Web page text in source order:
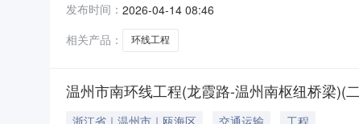
约定容积率:下限:上限:约定交地时间:2027-04-
发布时间： 2026-04-14 08:46
相关产品：
环线工程
温州市南环线工程(龙霞路-温州南枢纽桥梁)(
浙江省｜温州市｜瓯海区 交通运输 工程